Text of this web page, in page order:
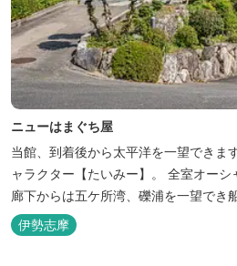
ニューはまぐち屋
当館、到着後から太平洋を一望できま
ャラクター【たいみー】。 全室オー
廊下からは五ケ所湾、礫浦を一望でき
堀筏などみる事ができます。 当館一押
平洋を一望。マグロの養殖筏、夜には
伊勢志摩